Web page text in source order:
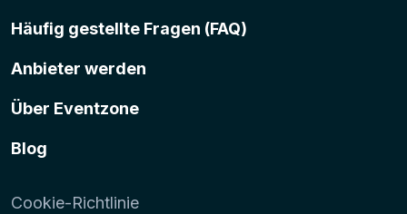
Häufig gestellte Fragen (FAQ)
Anbieter werden
Über Eventzone
Blog
Cookie-Richtlinie